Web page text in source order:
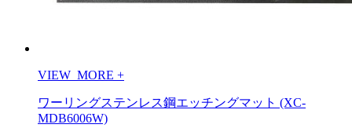
VIEW_MORE +
ワーリングステンレス鋼エッチングマット (XC-
MDB6006W)